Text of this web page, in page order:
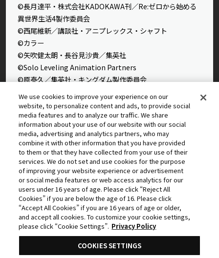
©長月達平・株式会社KADOKAWA刊／Re:ゼロから始める
異世界生活4製作委員会
©西尾維新／講談社・アニプレックス・シャフト
©カラー
©矢吹健太朗・長谷見沙貴／集英社
©Solo Leveling Animation Partners
©原泰久／集英社・キングダム製作委員会
©石田スイ／集英社・東京喰種：re製作委員会
©外薗健／集英社
©タカヒロ・竹村洋平／集英社・魔防隊広報部
©高橋留美子／小学館・読売テレビ・サンライズ 2009
©藤本タツキ／集英社・ＭＡＰＰＡ
© 2025 MAPPA／チェンソーマンプロジェクト ©藤本タツ
キ／集英社
©星野桂／集英社
©理不尽な孫の手/MFブックス/「無職転生Ⅲ」製作委員会
©逢沢大介・KADOKAWA刊／シャドウガーデン
©中島かずき・今石洋之・プロジェクト「グレンラガン」
©2011 5pb.／Nitroplus 未来ガジェット研究所
We use cookies to improve your experience on our
website, to personalize content and ads, to provide social
media features and to analyze our traffic. We share
information about your use of our website with our social
media, advertising and analytics partners, who may
combine it with other information that you have provided
to them or that they have collected from your use of their
services. We do not set and use cookies for the purpose
of improving your website experience or advertisement
or social media features or web access analytics for our
users under 16 years of age. Please click “Reject All
Cookies” if you are below the age of 16. Please click
“Accept All Cookies” if you are 16 years of age or older,
and accept all cookies. To customize your cookie settings,
please click “Cookie Settings”. Privacy Policy
COOKIES SETTINGS